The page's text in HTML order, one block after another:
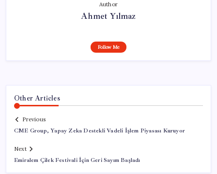
Author
Ahmet Yılmaz
Follow Me
Other Articles
Previous
CME Group, Yapay Zeka Destekli Vadeli İşlem Piyasası Kuruyor
Next
Emiralem Çilek Festivali İçin Geri Sayım Başladı